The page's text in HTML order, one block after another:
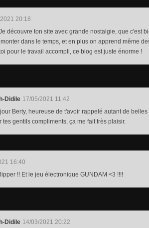
20:18
découvre ton site avec grande nostalgie, que c'est
dans le temps, et en plus on apprend même
pour le travail accompli, ce blog est juste énorme !
Didile 17/05/2021 11:42
Berty, heureuse de t'avoir rappelé autant de
tes gentils compliments, ça me fait très plaisir.
16:40
!! Et le jeu électronique GUNDAM <3 !!!!
Didile 14/03/2021 20:22